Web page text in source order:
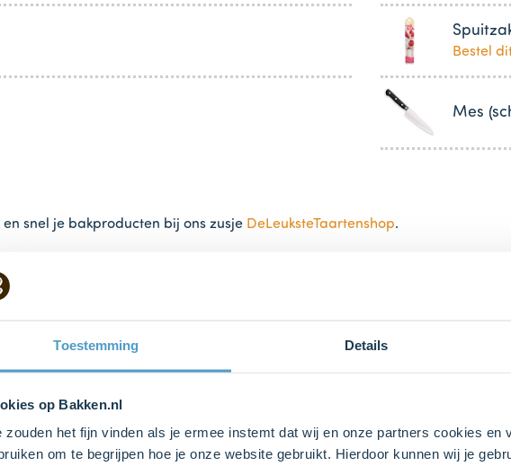
Toestemming Details
op Bakken.nl
zouden het fijn vinden als je ermee instemt dat wij en onze partners cookies en
om te begrijpen hoe je onze website gebruikt. Hierdoor kunnen wij je
Bestel
Mes
en snel je bakproducten bij ons zusje DeLeuksteTaartenshop.
maken